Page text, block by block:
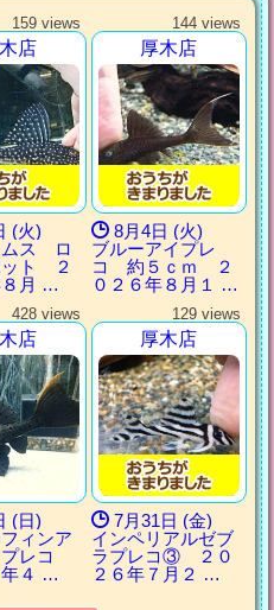
159 views
店
(火)
ムス ロ
ット ２
８月 …
144 views
厚木店
8月4日 (火)
ブルーアイプレ
コ 約５ｃｍ ２
０２６年８月１ …
428 views
店
(日)
ィンア
プレコ
年４ …
129 views
厚木店
7月31日 (金)
インペリアルゼブ
ラプレコ③ ２０
２６年７月２ …